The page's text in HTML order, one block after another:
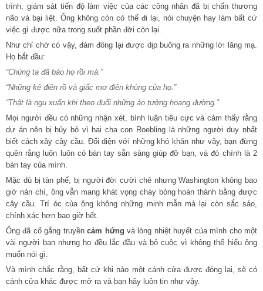
trình, giám sát tiến độ làm việc của các công nhân đã bị chấn thương
não và bại liệt. Ông không còn có thể đi lại, nói chuyện hay làm bất cứ
việc gì được nữa trong suốt phần đời còn lại.
Như chỉ chờ có vậy, đám đông lại được dịp buông ra những lời lăng mạ.
Họ bắt đầu:
“Chúng ta đã bảo họ rồi mà.”
“Những kẻ điên rồ và giấc mơ điên khùng của họ.”
“Thật là ngu xuẩn khi theo đuổi những ảo tưởng hoang đường.”
Mọi người đều có những nhận xét, bình luận tiêu cực và cảm thấy rằng
dự án nên bị hủy bỏ vì hai cha con Roebling là những người duy nhất
biết cách xây cây cầu. Đối diện với những khó khăn như vậy, bạn đừng
quên rằng luôn luôn có bàn tay sẵn sàng giúp đỡ bạn, và đó chính là 2
bàn tay của mình.
Mặc dù bị tàn phế, bị người đời cười chê nhưng Washington không bao
giờ nản chí, ông vẫn mang khát vọng cháy bỏng hoàn thành bằng được
cây cầu. Trí óc của ông không những minh mẫn mà lại còn sắc sảo,
chính xác hơn bao giờ hết.
Ông đã cố gắng truyềncảm hứng và lòng nhiệt huyết của mình cho một
vài người bạn nhưng họ đều lắc đầu và bỏ cuộc vì không thể hiểu ông
muốn nói gì.
Và mình chắc rằng, bất cứ khi nào một cánh cửa được đóng lại, sẽ có
cánh cửa khác được mở ra và bạn hãy luôn tin như vậy.